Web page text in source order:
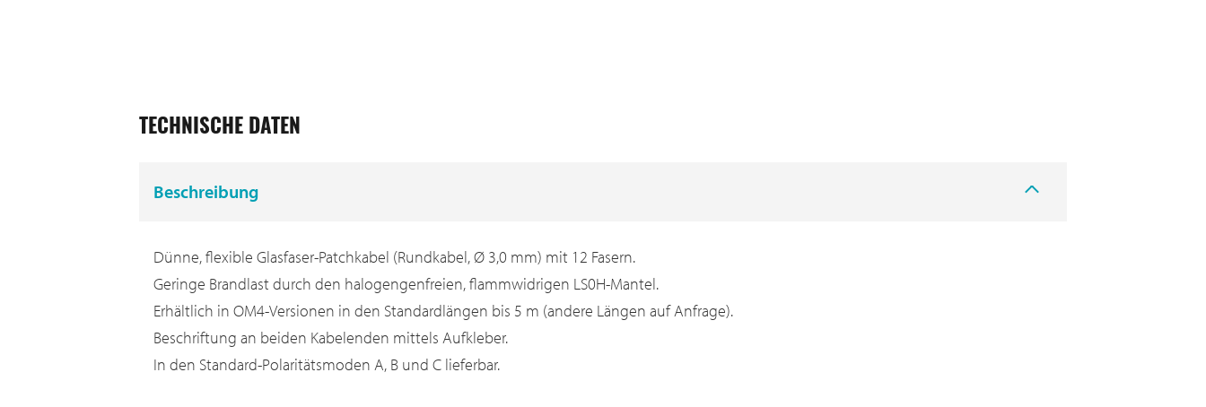
TECHNISCHE DATEN
Beschreibung
Dünne, flexible Glasfaser-Patchkabel (Rundkabel, Ø 3,0 mm) mit 12 Fasern.
Geringe Brandlast durch den halogengenfreien, flammwidrigen LS0H-Mantel.
Erhältlich in OM4-Versionen in den Standardlängen bis 5 m (andere Längen auf Anfrage).
Beschriftung an beiden Kabelenden mittels Aufkleber.
In den Standard-Polaritätsmoden A, B und C lieferbar.